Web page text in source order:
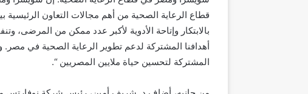
قطاع الرعاية الصحية من أهم مجالات التعاون الرئيسية
بالابتكار وإتاحة الأدوية لأكبر عدد ممكن من المرضى،
أهدافنا المشتركة لدعم تطوير الرعاية الصحية في
المشتركة لتحسين حياة ملايين المصريين “.